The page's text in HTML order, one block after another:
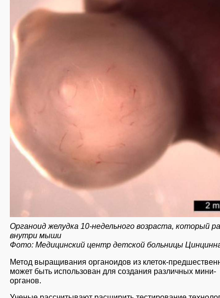
Органоид желудка 10-недельного возраста, который
внутри мыши
Фото: Медицинский центр детской больницы
Метод выращивания органоидов из клеток-
может быть использован для создания различных мини-
органов.